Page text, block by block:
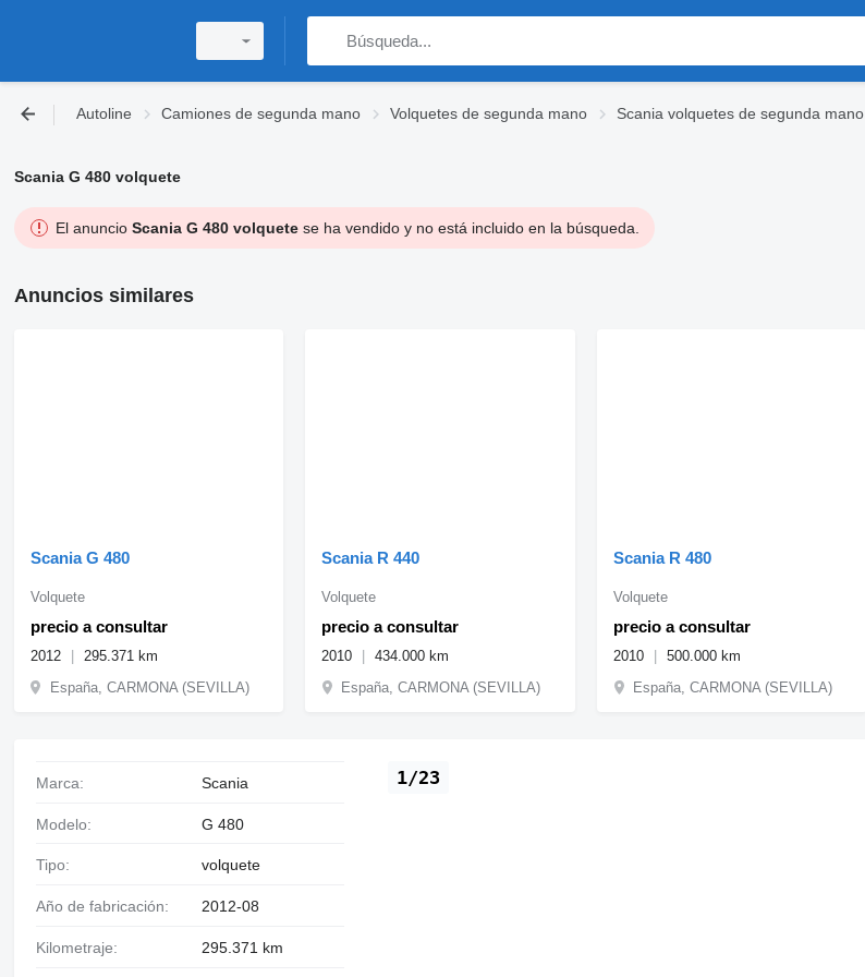
Autoline Camiones de segunda mano Volquetes de segunda mano Scania volquetes de segunda mano
Scania G 480 volquete
El anuncio Scania G 480 volquetese ha vendido y no está incluido en la búsqueda.
Anuncios similares
Scania G 480
precio a consultar
Volquete
2012
295.371 km
España, CARMONA (SEVILLA)
Scania R 440
precio a consultar
Volquete
2010
434.000 km
España, CARMONA (SEVILLA)
Scania R 480
precio a consultar
Volquete
2010
500.000 km
España, CARMONA (SEVILLA)
1/23
Marca: Scania
Modelo: G 480
Tipo: volquete
Año de fabricación: 2012-08
Kilometraje: 295.371 km